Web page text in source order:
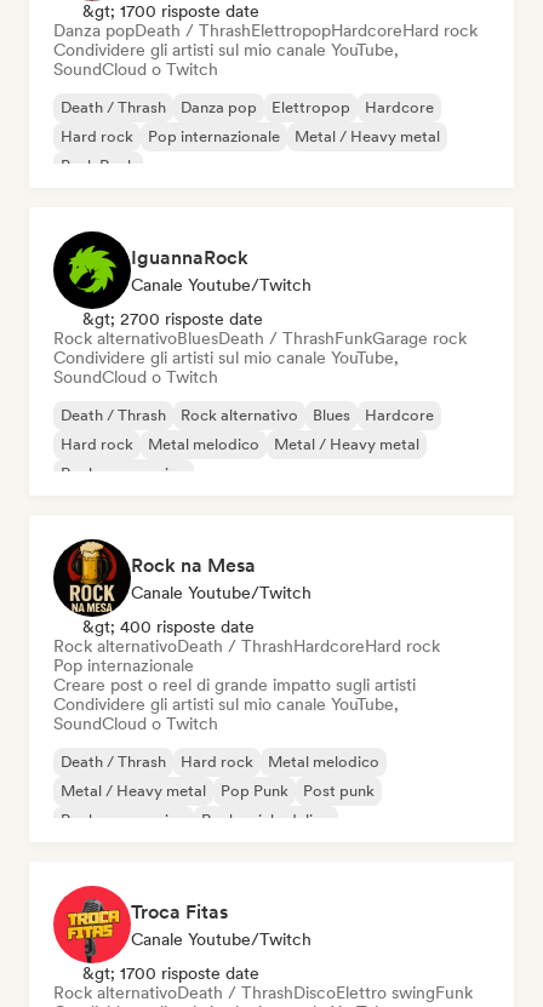
&gt; 1700 risposte date
Danza popDeath / ThrashElettropopHardcoreHard rock
Condividere gli artisti sul mio canale YouTube,
SoundCloud o Twitch
Death / Thrash Danza pop Elettropop
Hardcore
Hard rock
Pop internazionale
Metal / Heavy metal
Punk Rock
IguannaRock
Canale Youtube/Twitch
&gt; 2700 risposte date
Rock alternativoBluesDeath / ThrashFunkGarage rock
Condividere gli artisti sul mio canale YouTube,
SoundCloud o Twitch
Death / Thrash Rock alternativo Blues
Hardcore
Hard rock
Metal melodico
Metal / Heavy metal
Rock progressivo
Rock na Mesa
Canale Youtube/Twitch
&gt; 400 risposte date
Rock alternativoDeath / ThrashHardcoreHard rock
Pop internazionale
Creare post o reel di grande impatto sugli artisti
Condividere gli artisti sul mio canale YouTube,
SoundCloud o Twitch
Death / Thrash Hard rock
Metal melodico
Metal / Heavy metal
Pop Punk
Post punk
Rock progressivo
Rock psichedelico
Troca Fitas
Canale Youtube/Twitch
&gt; 1700 risposte date
Rock alternativoDeath / ThrashDiscoElettro swingFunk